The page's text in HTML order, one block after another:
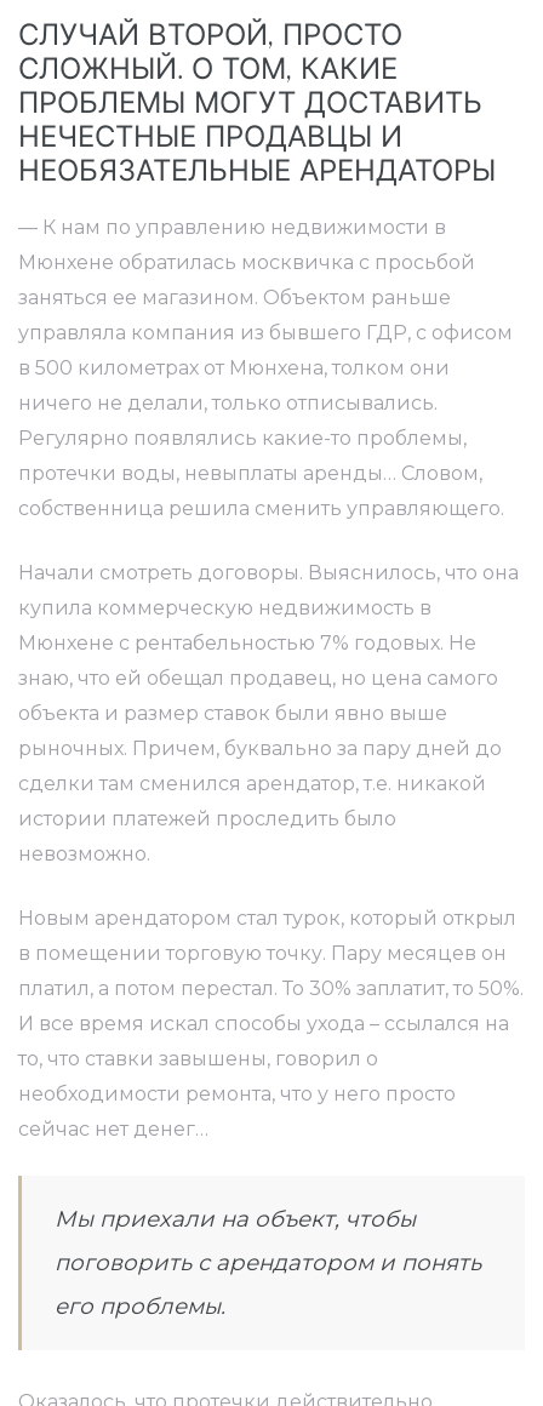
СЛУЧАЙ ВТОРОЙ, ПРОСТО
СЛОЖНЫЙ. О ТОМ, КАКИЕ
ПРОБЛЕМЫ МОГУТ ДОСТАВИТЬ
НЕЧЕСТНЫЕ ПРОДАВЦЫ И
НЕОБЯЗАТЕЛЬНЫЕ АРЕНДАТОРЫ
— К нам по управлению недвижимости в
Мюнхене обратилась москвичка с просьбой
заняться ее магазином. Объектом раньше
управляла компания из бывшего ГДР, с офисом
в 500 километрах от Мюнхена, толком они
ничего не делали, только отписывались.
Регулярно появлялись какие-то проблемы,
протечки воды, невыплаты аренды… Словом,
собственница решила сменить управляющего.
Начали смотреть договоры. Выяснилось, что она
купила коммерческую недвижимость в
Мюнхене с рентабельностью 7% годовых. Не
знаю, что ей обещал продавец, но цена самого
объекта и размер ставок были явно выше
рыночных. Причем, буквально за пару дней до
сделки там сменился арендатор, т.е. никакой
истории платежей проследить было
невозможно.
Новым арендатором стал турок, который открыл
в помещении торговую точку. Пару месяцев он
платил, а потом перестал. То 30% заплатит, то 50%.
И все время искал способы ухода – ссылался на
то, что ставки завышены, говорил о
необходимости ремонта, что у него просто
сейчас нет денег…
Мы приехали на объект, чтобы
поговорить с арендатором и понять
его проблемы.
Оказалось, что протечки действительно